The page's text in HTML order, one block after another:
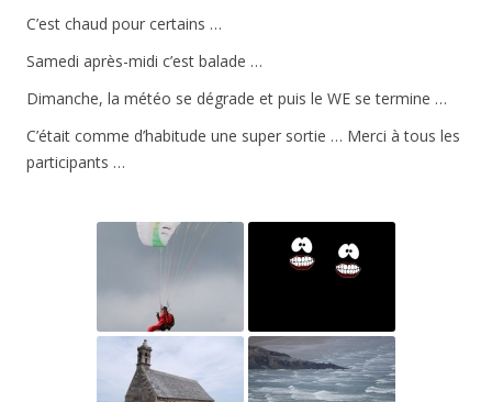
C’est chaud pour certains …
Samedi après-midi c’est balade …
Dimanche, la météo se dégrade et puis le WE se termine …
C’était comme d’habitude une super sortie … Merci à tous les
participants …